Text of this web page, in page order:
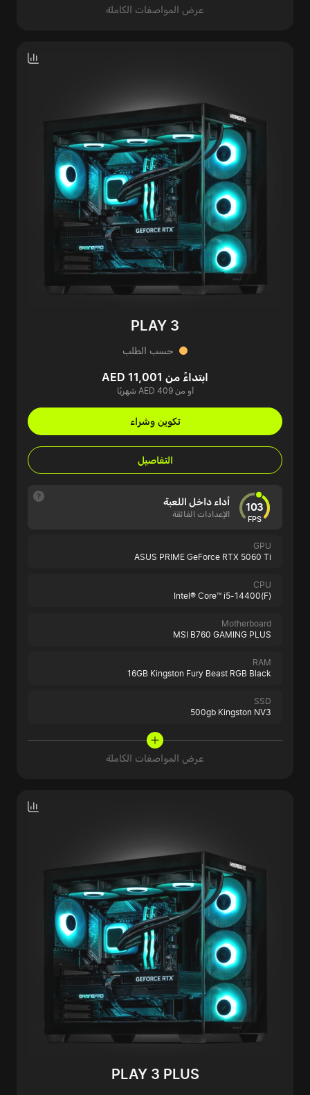
عرض المواصفات الكاملة
PLAY 3
حسب الطلب
ابتداءً من AED 11,001
أو من AED 409 شهريًا
تكوين وشراء
التفاصيل
103
FPS
أداء داخل اللعبة
الإعدادات الفائقة
GPU
ASUS PRIME GeForce RTX 5060 Ti
CPU
Intel® Core™ i5-14400(F)
Motherboard
MSI B760 GAMING PLUS
RAM
16GB Kingston Fury Beast RGB Black
SSD
500gb Kingston NV3
عرض المواصفات الكاملة
PLAY 3 PLUS